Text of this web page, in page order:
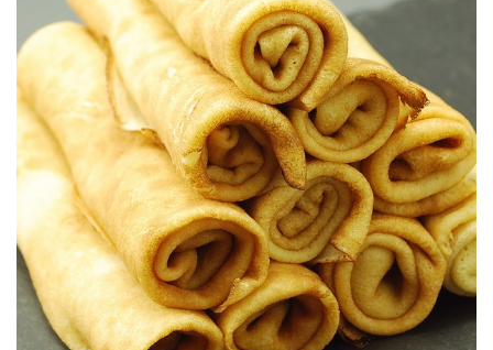
LOS CREPS DENTELLE DE MI MAMÁ
La mejor receta del mundo mundial para los creps dulces, la receta
de mi madre.